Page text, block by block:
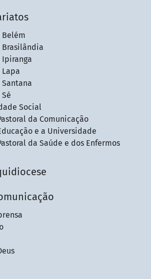
Belém
Brasilândia
Ipiranga
Social
da Comunicação
e a Universidade
da Saúde e dos Enfermos